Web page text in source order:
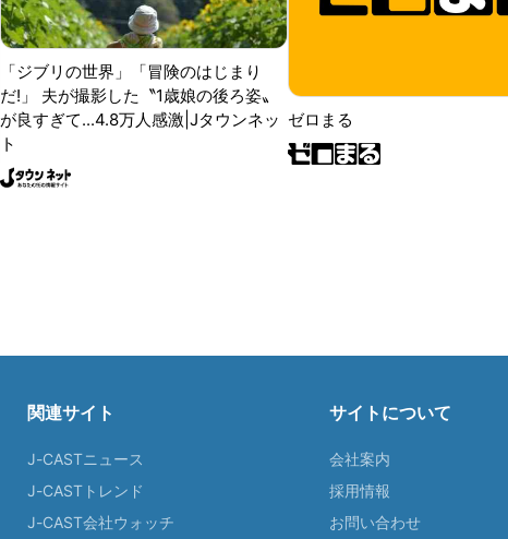
「ジブリの世界」「冒険のはじまり
だ!」 夫が撮影した〝1歳娘の後ろ姿〟
が良すぎて...4.8万人感激|Jタウンネッ
ト
ゼロまる
関連サイト
J-CASTニュース
J-CASTトレンド
J-CAST会社ウォッチ
サイトについて
会社案内
採用情報
お問い合わせ